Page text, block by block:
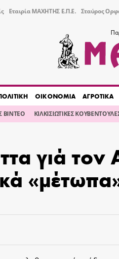
Εταιρία ΜΑΧΗΤΗΣ Ε.Π.Ε. Σταύρος
ΟΙΚΟΝΟΜΙΑ ΑΓΡΟΤΙΚΑ
ΒΙΝΤΕΟ ΚΙΛΚΙΣΙΩΤΙΚΕΣ
γιά